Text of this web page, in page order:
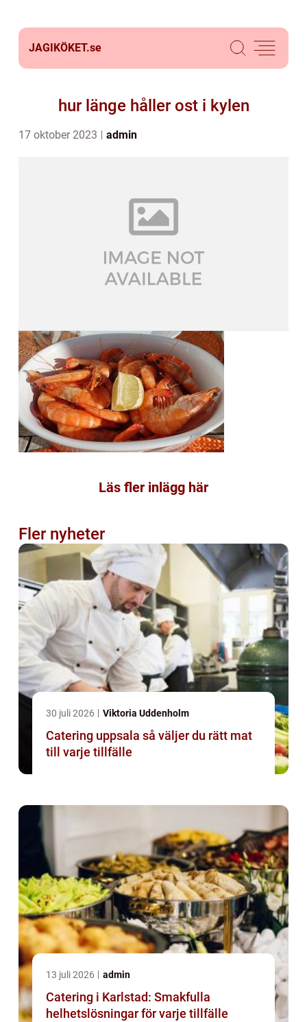
JAGIKÖKET.se
hur länge håller ost i kylen
17 oktober 2023 admin
Läs fler inlägg här
Fler nyheter
30 juli 2026 Viktoria Uddenholm
Catering uppsala så väljer du rätt mat
till varje tillfälle
13 juli 2026 admin
Catering i Karlstad: Smakfulla
helhetslösningar för varje tillfälle